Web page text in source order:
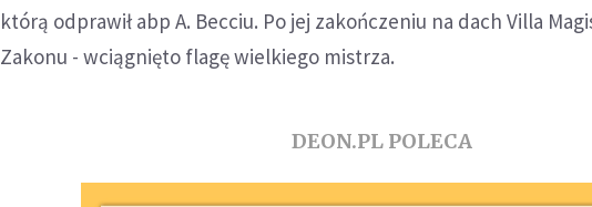
którą odprawił abp A. Becciu. Po jej zakończeniu na dach Villa
Zakonu - wciągnięto flagę wielkiego mistrza.
DEON.PL POLECA